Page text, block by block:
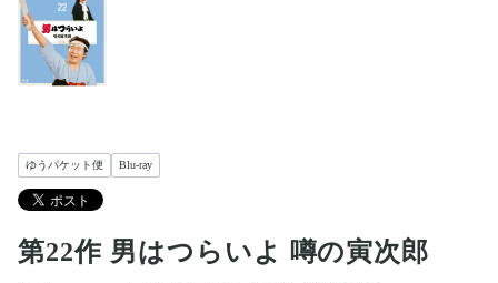
ゆうパケット便 Blu-ray
第22作 男はつらいよ 噂の寅次郎